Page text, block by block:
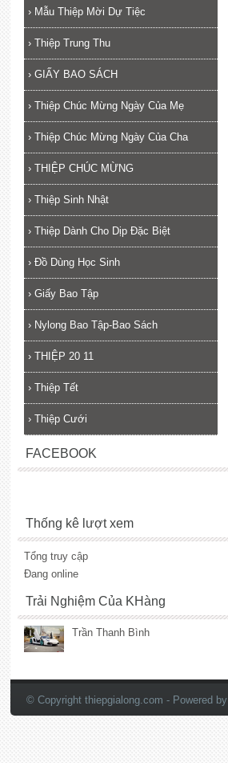
› Mẫu Thiệp Mời Dự Tiệc
› Thiệp Trung Thu
› GIẤY BAO SÁCH
› Thiệp Chúc Mừng Ngày Của Mẹ
› Thiệp Chúc Mừng Ngày Của Cha
› THIỆP CHÚC MỪNG
› Thiệp Sinh Nhật
› Thiệp Dành Cho Dịp Đặc Biệt
› Đồ Dùng Học Sinh
› Giấy Bao Tập
› Nylong Bao Tập-Bao Sách
› THIỆP 20 11
› Thiệp Tết
› Thiệp Cưới
FACEBOOK
Thống kê lượt xem
Tổng truy cập
Đang online
Trải Nghiệm Của KHàng
Trần Thanh Bình
© Copyright thiepgialong.com - Powered by